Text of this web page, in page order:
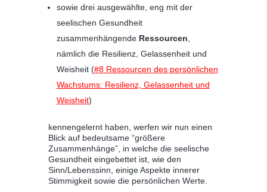
sowie drei ausgewählte, eng mit der
seelischen Gesundheit
zusammenhängende Ressourcen
nämlich die Resilienz, Gelassenheit und
Weisheit (#8 Ressourcen des persönlichen
Wachstums: Resilienz, Gelassenheit und
Weisheit)
kennengelernt haben, werfen wir nun einen
Blick auf bedeutsame “größere
Zusammenhänge”, in welche die seelische
Gesundheit eingebettet ist, wie den
Sinn/Lebenssinn, einige Aspekte innerer
Stimmigkeit sowie die persönlichen Werte.